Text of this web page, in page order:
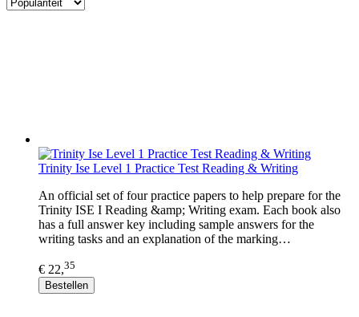
Trinity Ise Level 1 Practice Test Reading & Writing
An official set of four practice papers to help prepare for the
Trinity ISE I Reading &amp; Writing exam. Each book also
has a full answer key including sample answers for the
writing tasks and an explanation of the marking…
€ 22,35
Bestellen